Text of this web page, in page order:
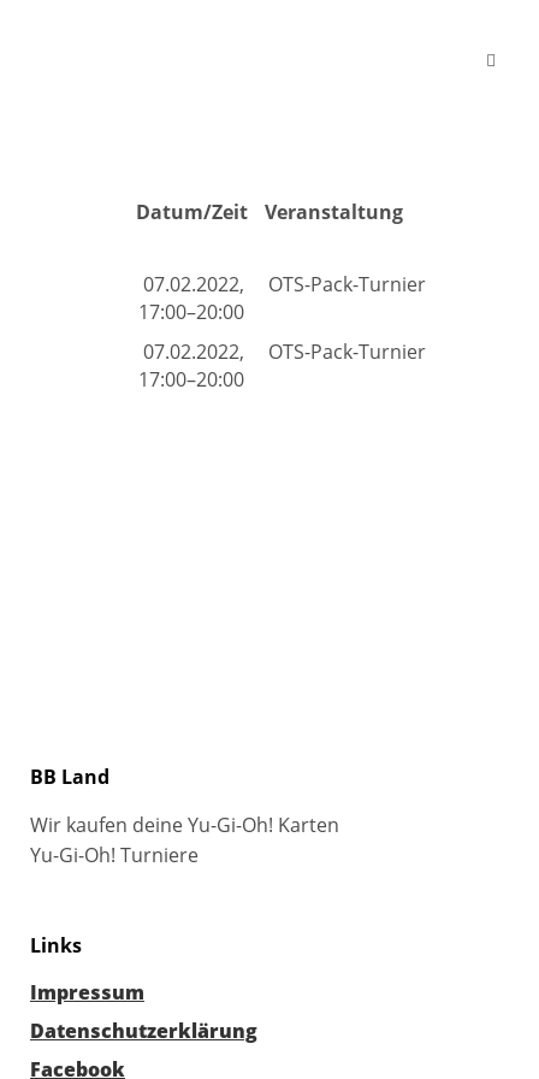
Datum/Zeit Veranstaltung
07.02.2022,
17:00–20:00
OTS-Pack-Turnier
07.02.2022,
17:00–20:00
OTS-Pack-Turnier
BB Land
Wir kaufen deine Yu-Gi-Oh! Karten
Yu-Gi-Oh! Turniere
Links
Impressum
Datenschutzerklärung
Facebook